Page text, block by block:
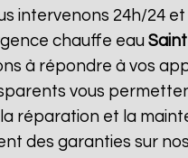
intervenons 24h/24
chauffe eau
à répondre à vos
vous
réparation et la
des garanties sur